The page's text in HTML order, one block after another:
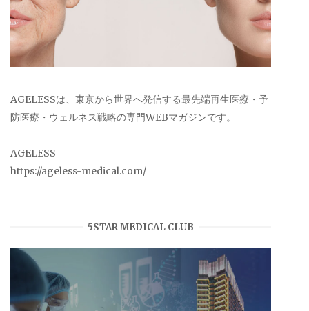
AGELESSは、東京から世界へ発信する最先端再生医療・予
防医療・ウェルネス戦略の専門WEBマガジンです。
AGELESS
https://ageless-medical.com/
5STAR MEDICAL CLUB